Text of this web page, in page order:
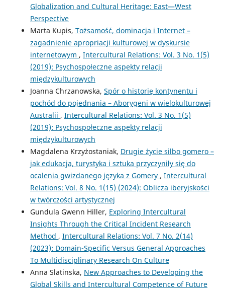
Globalization and Cultural Heritage: East—West
Perspective
Marta Kupis, Tożsamość, dominacja i Internet –
zagadnienie apropriacji kulturowej w dyskursie
internetowym , Intercultural Relations: Vol. 3 No. 1(5)
(2019): Psychospołeczne aspekty relacji
międzykulturowych
Joanna Chrzanowska, Spór o historię kontynentu i
pochód do pojednania – Aborygeni w wielokulturowej
Australii , Intercultural Relations: Vol. 3 No. 1(5)
(2019): Psychospołeczne aspekty relacji
międzykulturowych
Magdalena Krzyżostaniak, Drugie życie silbo gomero –
jak edukacja, turystyka i sztuka przyczyniły się do
ocalenia gwizdanego języka z Gomery , Intercultural
Relations: Vol. 8 No. 1(15) (2024): Oblicza iberyjskości
w twórczości artystycznej
Gundula Gwenn Hiller, Exploring Intercultural
Insights Through the Critical Incident Research
Method , Intercultural Relations: Vol. 7 No. 2(14)
(2023): Domain-Specific Versus General Approaches
To Multidisciplinary Research On Culture
Anna Slatinska, New Approaches to Developing the
Global Skills and Intercultural Competence of Future